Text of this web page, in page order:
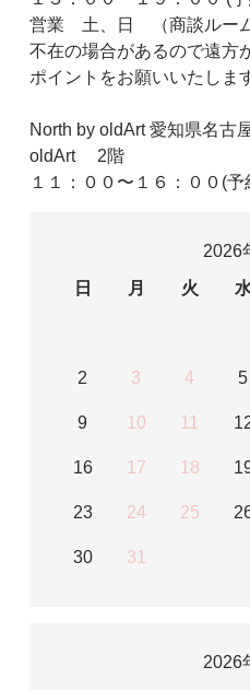
営業 土、日 （商談ルー
不在の場合があるので遠方
ポイントをお願いいたしま
North by oldArt 愛知県名古
oldArt 2階
１１：００〜１６：００(予
2026
日
月 火
2 3 4 5
9 10 11
16 17 18
23 24 25
30 31
2026